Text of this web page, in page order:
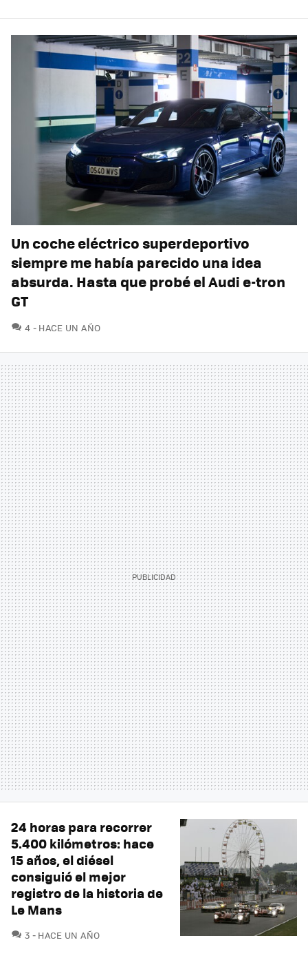
Un coche eléctrico superdeportivo
siempre me había parecido una idea
absurda. Hasta que probé el Audi e-tron
GT
4 COMENTARIOS
HACE UN AÑO
24 horas para recorrer
5.400 kilómetros: hace
15 años, el diésel
consiguió el mejor
registro de la historia de
Le Mans
3 COMENTARIOS
HACE UN AÑO